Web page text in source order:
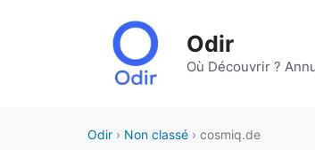
Odir
Où Découvrir ?
Odir› Non classé› cosmiq.de